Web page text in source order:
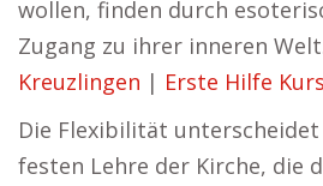
wollen, finden durch
Zugang zu ihrer inneren
Kreuzlingen | Erste Hilfe
Die Flexibilität
festen Lehre der Kirche, die